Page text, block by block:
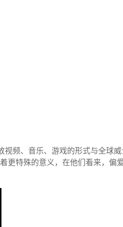
频、音乐、游戏的形式与全球
更特殊的意义，在他们看来，